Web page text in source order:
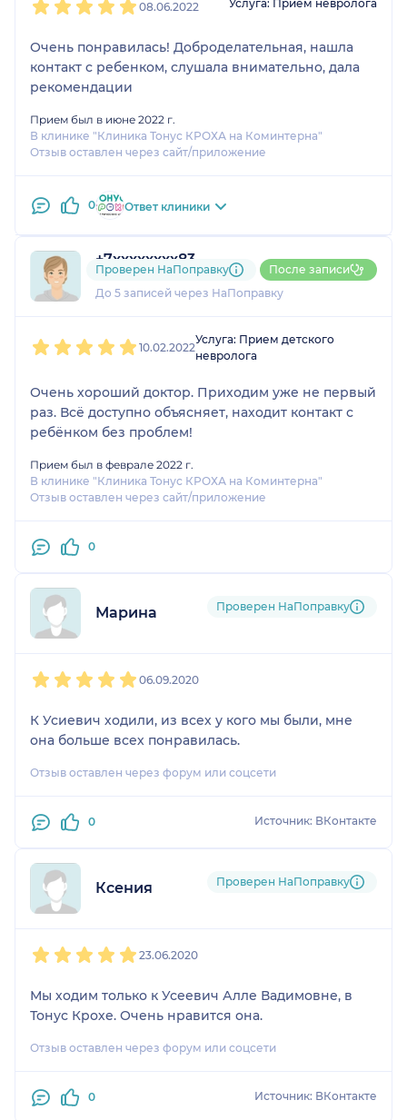
08.06.2022 Услуга: Прием невролога
Очень понравилась! Доброделательная, нашла
контакт с ребенком, слушала внимательно, дала
рекомендации
Прием был в июне 2022 г.
В клинике "Клиника Тонус КРОХА на Коминтерна"
Отзыв оставлен через сайт/приложение
0 Ответ клиники
+7xxxxxxxx83
1 отзыв
До 5 записей через НаПоправку
Проверен НаПоправку После записи
10.02.2022
Услуга: Прием детского
невролога
Очень хороший доктор. Приходим уже не первый
раз. Всё доступно объясняет, находит контакт с
ребёнком без проблем!
Прием был в феврале 2022 г.
В клинике "Клиника Тонус КРОХА на Коминтерна"
Отзыв оставлен через сайт/приложение
0
Марина Проверен НаПоправку
06.09.2020
К Усиевич ходили, из всех у кого мы были, мне
она больше всех понравилась.
Отзыв оставлен через форум или соцсети
0 Источник: ВКонтакте
Ксения Проверен НаПоправку
23.06.2020
Мы ходим только к Усеевич Алле Вадимовне, в
Тонус Крохе. Очень нравится она.
Отзыв оставлен через форум или соцсети
0 Источник: ВКонтакте